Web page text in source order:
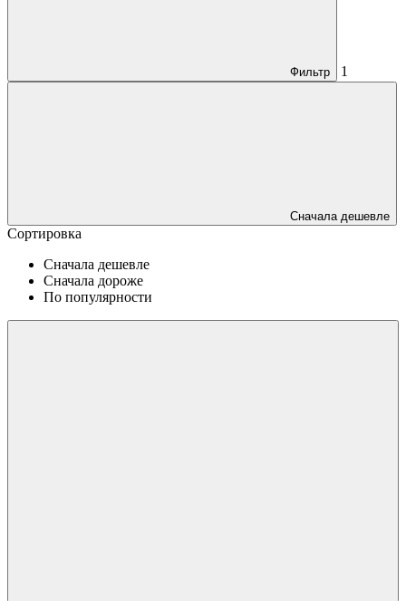
Фильтр 1
Сначала дешевле
Сортировка
Сначала дешевле
Сначала дороже
По популярности